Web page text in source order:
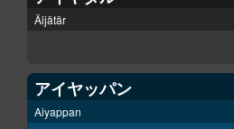
Äijätär
アイヤッパン
Aiyappan